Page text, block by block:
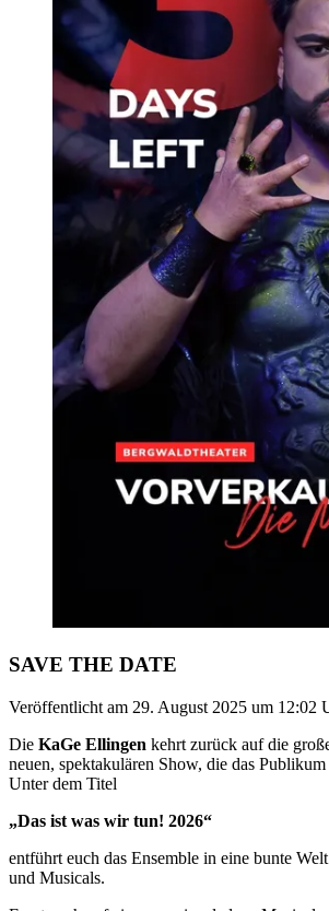
SAVE THE DATE
Veröffentlicht am 29. August 2025 um 12:02
Die KaGe Ellingen kehrt zurück auf die
neuen, spektakulären Show, die das
Unter dem Titel
„Das ist was wir tun! 2026“
entführt euch das Ensemble in eine bunte
und Musicals.